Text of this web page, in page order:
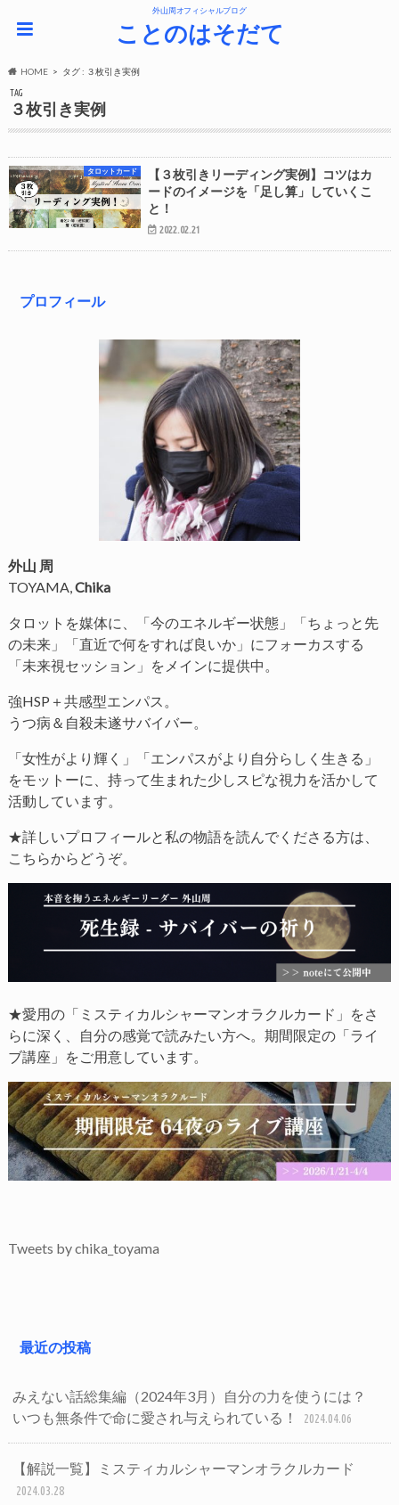
外山周オフィシャルブログ
ことのはそだて
HOME タグ : ３枚引き実例
TAG
３枚引き実例
タロットカード
【３枚引きリーディング実例】コツはカ
ードのイメージを「足し算」していくこ
と！
2022.02.21
プロフィール
外山 周
TOYAMA,Chika
タロットを媒体に、「今のエネルギー状態」「ちょっと先
の未来」「直近で何をすれば良いか」にフォーカスする
「未来視セッション」をメインに提供中。
強HSP＋共感型エンパス。
うつ病＆自殺未遂サバイバー。
「女性がより輝く」「エンパスがより自分らしく生きる」
をモットーに、持って生まれた少しスピな視力を活かして
活動しています。
★詳しいプロフィールと私の物語を読んでくださる方は、
こちらからどうぞ。
★愛用の「ミスティカルシャーマンオラクルカード」をさ
らに深く、自分の感覚で読みたい方へ。期間限定の「ライ
ブ講座」をご用意しています。
Tweets by chika_toyama
最近の投稿
みえない話総集編（2024年3月）自分の力を使うには？
いつも無条件で命に愛され与えられている！
2024.04.06
【解説一覧】ミスティカルシャーマンオラクルカード
2024.03.28